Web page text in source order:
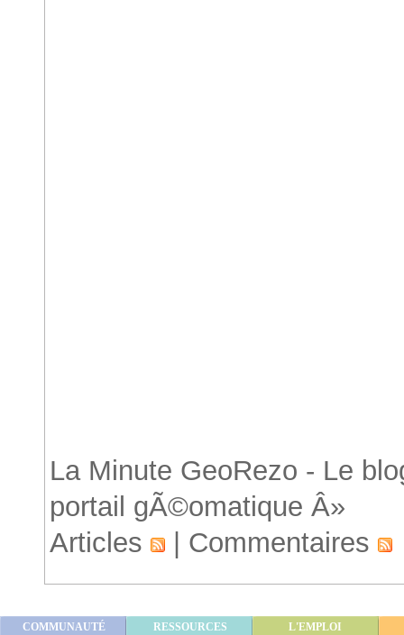
La Minute GeoRezo - Le
portail gÃ©omatique Â»
Articles
Commentaires
COMMUNAUTÉ RESSOURCES L'EMPLOI